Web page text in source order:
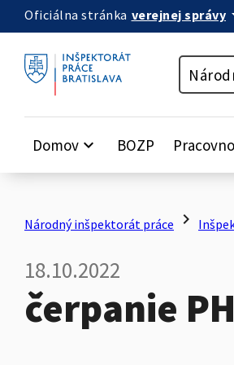
Preskočiť na obsah
Oficiálna stránka verejnej správy
Domov keyboard_arrow_down BOZP
Národný inšpektorát práce chevron_right
18.10.2022
čerpanie